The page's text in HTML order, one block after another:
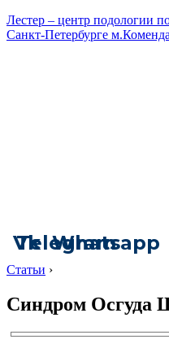
Лестер – центр подологии
Санкт-Петербурге
Vk
Telegram
Whatsapp
Статьи ›
Синдром Осгуда